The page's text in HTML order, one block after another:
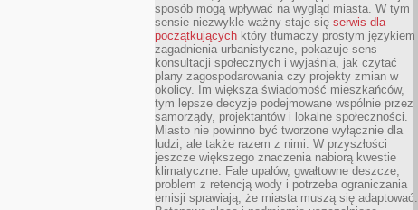
sposób mogą wpływać na wygląd miasta. W tym
sensie niezwykle ważny staje się serwis dla
początkujących który tłumaczy prostym językiem
zagadnienia urbanistyczne, pokazuje sens
konsultacji społecznych i wyjaśnia, jak czytać
plany zagospodarowania czy projekty zmian w
okolicy. Im większa świadomość mieszkańców,
tym lepsze decyzje podejmowane wspólnie przez
samorządy, projektantów i lokalne społeczności.
Miasto nie powinno być tworzone wyłącznie dla
ludzi, ale także razem z nimi. W przyszłości
jeszcze większego znaczenia nabiorą kwestie
klimatyczne. Fale upałów, gwałtowne deszcze,
problem z retencją wody i potrzeba ograniczania
emisji sprawiają, że miasta muszą się adaptować.